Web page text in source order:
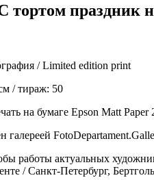
тортом праздник
/ Limited edition print
/ тираж: 50
на бумаге Epson Matt Paper
работы актуальных
/ Санкт-Петербург,